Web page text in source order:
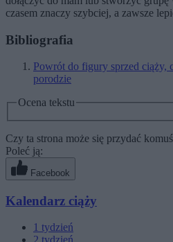
czasem znaczy szybciej, a zawsze
Bibliografia
Powrót do figury sprzed ciąży,
porodzie
Ocena tekstu
Czy ta strona może się przydać
Poleć ją:
Facebook
Kalendarz ciąży
1 tydzień